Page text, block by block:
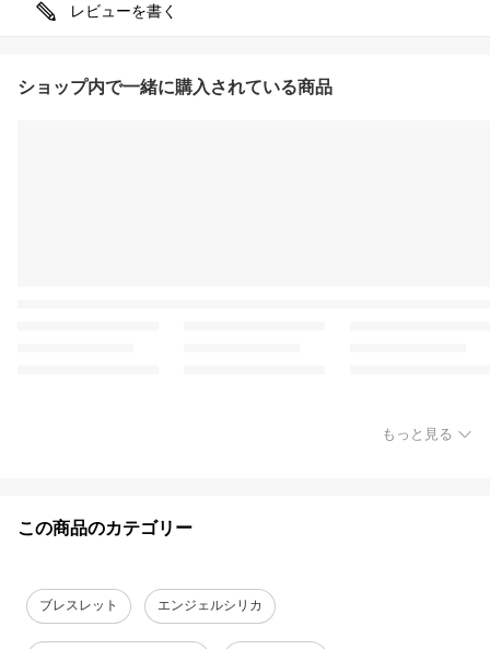
レビューを書く
ショップ内で一緒に購入されている商品
もっと見る
この商品のカテゴリー
ブレスレット エンジェルシリカ